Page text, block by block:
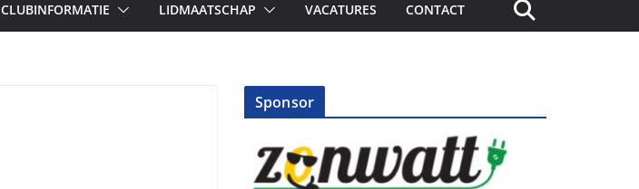
CLUBINFORMATIE LIDMAATSCHAP VACATURES CONTACT
Sponsor